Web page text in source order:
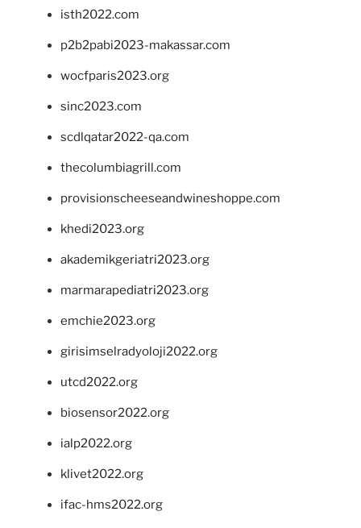
isth2022.com
p2b2pabi2023-makassar.com
wocfparis2023.org
sinc2023.com
scdlqatar2022-qa.com
thecolumbiagrill.com
provisionscheeseandwineshoppe.com
khedi2023.org
akademikgeriatri2023.org
marmarapediatri2023.org
emchie2023.org
girisimselradyoloji2022.org
utcd2022.org
biosensor2022.org
ialp2022.org
klivet2022.org
ifac-hms2022.org